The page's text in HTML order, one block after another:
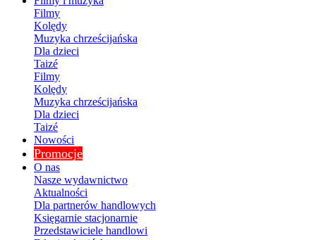
Filmy
Kolędy
Muzyka chrześcijańska
Dla dzieci
Taizé
Filmy
Kolędy
Muzyka chrześcijańska
Dla dzieci
Taizé
Nowości
Promocje
O nas
Nasze wydawnictwo
Aktualności
Dla partnerów handlowych
Księgarnie stacjonarnie
Przedstawiciele handlowi